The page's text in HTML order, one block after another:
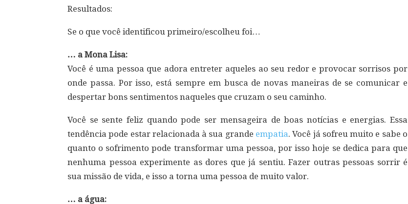
Resultados:
Se o que você identificou primeiro/escolheu foi…
… a Mona Lisa:
Você é uma pessoa que adora entreter aqueles ao seu redor e provocar sorrisos por
onde passa. Por isso, está sempre em busca de novas maneiras de se comunicar e
despertar bons sentimentos naqueles que cruzam o seu caminho.
Você se sente feliz quando pode ser mensageira de boas notícias e energias. Essa
tendência pode estar relacionada à sua grande empatia. Você já sofreu muito e sabe o
quanto o sofrimento pode transformar uma pessoa, por isso hoje se dedica para que
nenhuma pessoa experimente as dores que já sentiu. Fazer outras pessoas sorrir é
sua missão de vida, e isso a torna uma pessoa de muito valor.
… a água: